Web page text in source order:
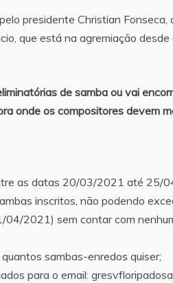
presidente Christian
que está na agremiação
de samba ou vai
onde os compositores devem
as datas 20/03/2021 até 25/
inscritos, não podendo
2021) sem contar com
sambas-enredos quiser;
para o email: